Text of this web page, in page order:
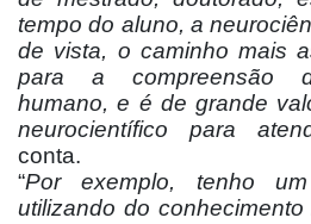
tempo do aluno, a
de vista, o caminho mais
para a compreensão
humano, e é de grande
neurocientífico para
conta.
“Por exemplo, tenho
utilizando do